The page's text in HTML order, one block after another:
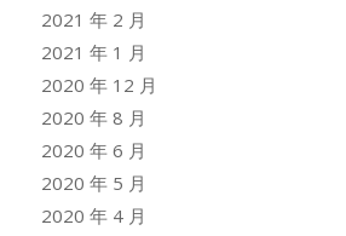
2021 年 2 月
2021 年 1 月
2020 年 12 月
2020 年 8 月
2020 年 6 月
2020 年 5 月
2020 年 4 月